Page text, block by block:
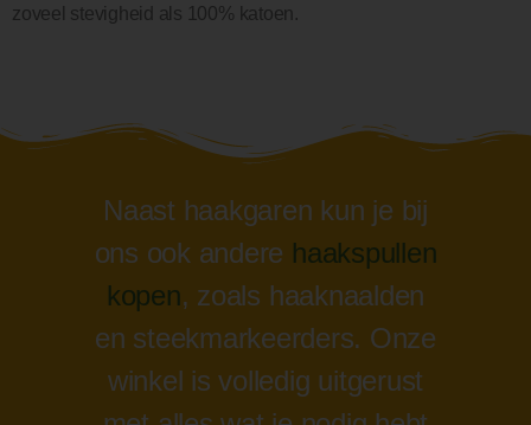
zoveel stevigheid als 100% katoen.
Naast haakgaren kun je bij
ons ook andere haakspullen
kopen, zoals haaknaalden
en steekmarkeerders. Onze
winkel is volledig uitgerust